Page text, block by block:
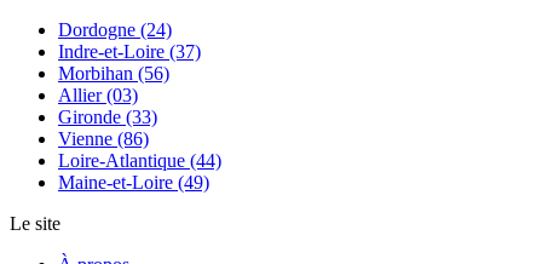
Dordogne (24)
Indre-et-Loire (37)
Morbihan (56)
Allier (03)
Gironde (33)
Vienne (86)
Loire-Atlantique (44)
Maine-et-Loire (49)
Le site